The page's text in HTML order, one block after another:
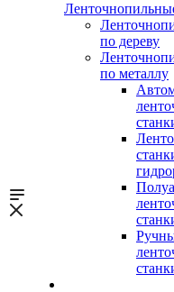
по дереву
по металлу